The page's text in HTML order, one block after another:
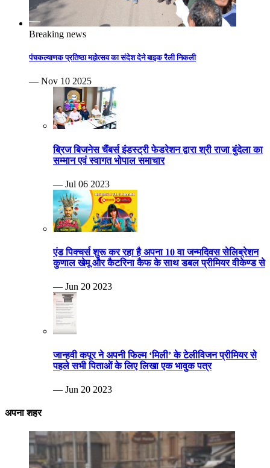
Breaking news
पंचकल्याणक प्रतिष्ठा महोत्सव का संदेश देने बाइक रैली निकली
— Nov 10 2025
ब्रिज बिजनेस चैंबर्स इंडस्ट्री फेडरेशन द्वारा श्री राजा बुंदेला का
सम्मान एवं स्वागत भोपाल समाचार
— Jul 06 2023
एंड पिक्चर्स शुरू कर रहा है अपना 10 वा जन्मदिवस सेलिब्रेशन
कुणाल खेमू और कैटरिना कैफ के साथ डबल प्रीमियर वीकेण्ड से
— Jun 20 2023
जान्हवी कपूर ने अपनी फिल्म ‘मिली’ के टेलीविजन प्रीमियर से
पहले सभी पिताओं के लिए लिखा एक भावुक पत्र
— Jun 20 2023
अपना शहर